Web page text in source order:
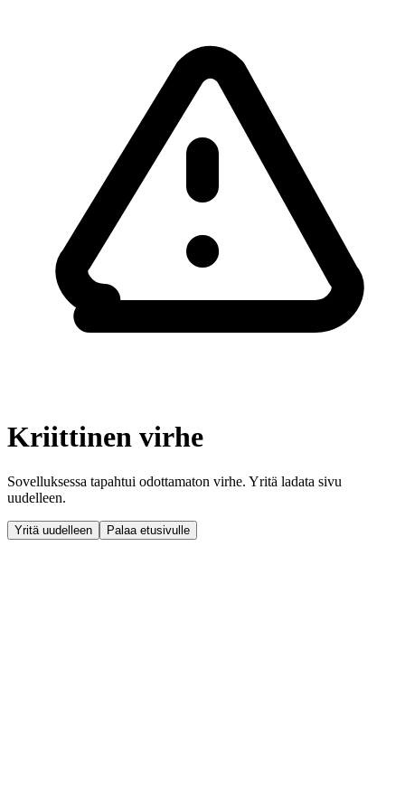
Kriittinen virhe
Sovelluksessa tapahtui odottamaton virhe. Yritä ladata sivu
uudelleen.
Yritä uudelleen Palaa etusivulle